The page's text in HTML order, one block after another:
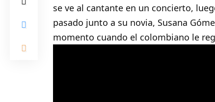
se ve al cantante en un concierto,
pasado junto a su novia, Susana
momento cuando el colombiano le